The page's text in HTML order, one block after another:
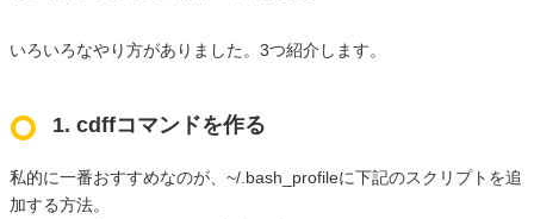
いろいろなやり方がありました。3つ紹介します。
1. cdffコマンドを作る
私的に一番おすすめなのが、~/.bash_profileに下記のスクリプトを追
加する方法。